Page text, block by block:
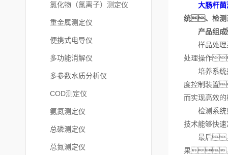
氯化物（氯离子）测定仪
重金属测定仪
便携式电导仪
多功能消解仪
多参数水质分析仪
COD测定仪
氨氮测定仪
总磷测定仪
总氮测定仪
大肠杆
统、检测
产品组
样品处理
处理操作
培养系统
度控制装置
而实现高效
检测系统
技术能够快
最后，
果，